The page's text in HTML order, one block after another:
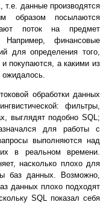
данные производятся
образом посылаются
поток на предмет
Например, финансовые
для определения того,
покупаются, а какими из
ожидалось.
обработки данных
фильтры,
выглядят подобно SQL;
для работы с
выполняются над
в реальном времени.
насколько плохо для
баз данных. Возможно,
данных плохо подходят
SQL показал себя